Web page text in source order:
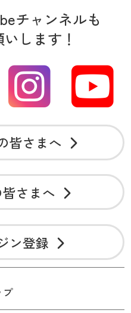
チャンネルも
します！
皆さまへ
さまへ
ン登録
プ